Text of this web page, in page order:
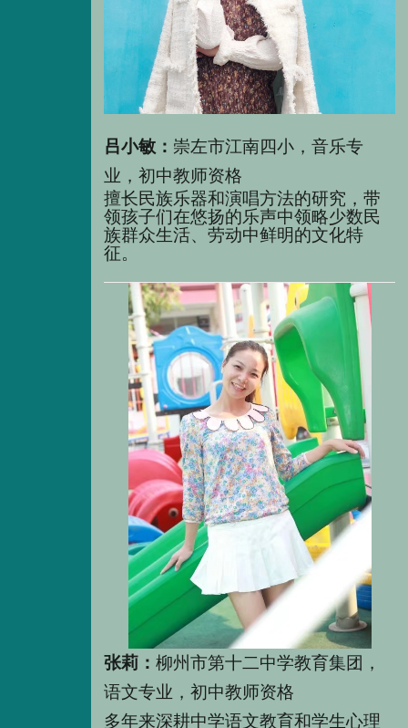
吕小敏： 崇左市江南四小，音乐专
业，初中教师资格
擅长民族乐器和演唱方法的研究，带
领孩子们在悠扬的乐声中领略少数民
族群众生活、劳动中鲜明的文化特
征。
张莉： 柳州市第十二中学教育集团，
语文专业，初中教师资格
多年来深耕中学语文教育和学生心理